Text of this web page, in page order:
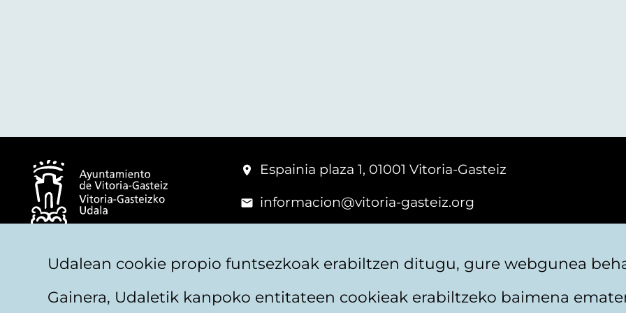
© Vitoria-Gasteizko Udala
Espainia plaza 1, 01001 Vitoria-Gasteiz
informacion@vitoria-gasteiz.org
Udalean cookie propio funtsezkoak erabiltzen ditugu, gure webgunea
Gainera, Udaletik kanpoko entitateen cookieak erabiltzeko baimena